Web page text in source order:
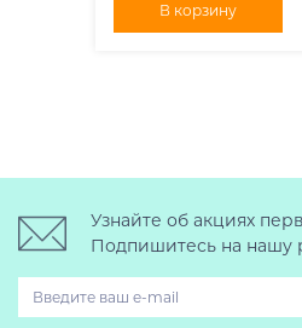
В корзину
Узнайте об акциях
Подпишитесь на нашу